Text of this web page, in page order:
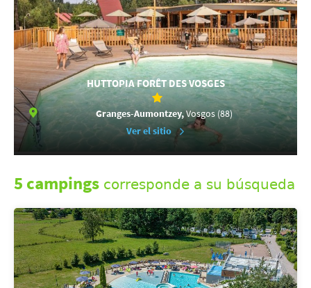
HUTTOPIA FORÊT DES VOSGES
Granges-Aumontzey,Vosgos (88)
Ver el sitio
5 campings corresponde a su búsqueda